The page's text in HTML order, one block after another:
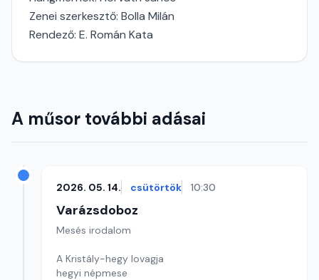
Zenei szerkesztő: Bolla Milán
Rendező: E. Román Kata
A műsor további adásai
2026. 05. 14. csütörtök 10:30
Varázsdoboz
Mesés irodalom
A Kristály-hegy lovagja
hegyi népmese